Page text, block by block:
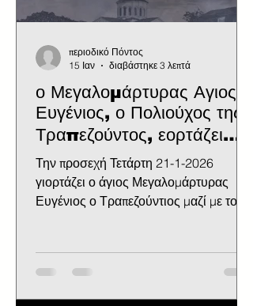
ο Μεγαλομάρτυρας Αγιος
Ευγένιος, ο Πολιούχος της
Τραπεζούντος, εορτάζει
στις 21 Ιανουαρίου. Θα τον
ξεχάσουμε πάλι;
Την προσεχή Τετάρτη 21-1-2026
γιορτάζει ο άγιος Μεγαλομάρτυρας
Ευγένιος ο Τραπεζούντιος μαζί με τους
αυτούς τους αγίους Από τα πρώτα
χριστιανικά χρόνια παρουσιάσθηκε μια
σκληρή περίοδος διωγμών των
περιοδικό Πόντος
15 Ιαν
διαβάστηκε 3 λεπτά